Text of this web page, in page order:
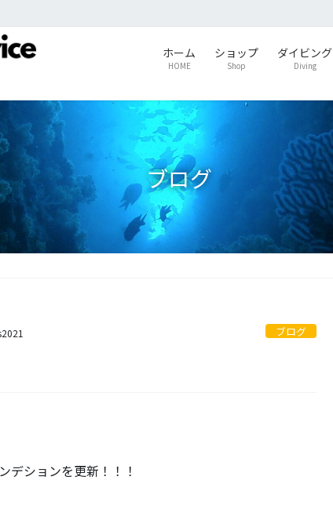
ホーム
HOME
ショップ
Shop
ダイビング
Diving
ブログ
ブログ
デションを更新！！！